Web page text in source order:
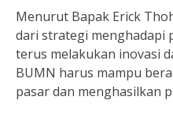
Menurut Bapak Erick
dari strategi menghadapi
terus melakukan inovasi
BUMN harus mampu
pasar dan menghasilkan